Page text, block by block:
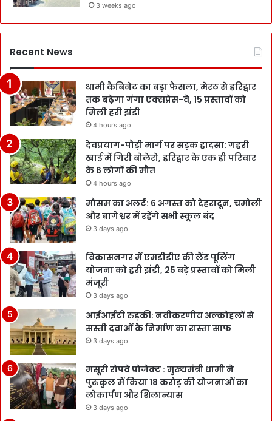
3 weeks ago
Recent News
धामी कैबिनेट का बड़ा फैसला, मेरठ से हरिद्वार
तक बढ़ेगा गंगा एक्सप्रेस-वे, 15 प्रस्तावों को
मिली हरी झंडी
4 hours ago
देवप्रयाग-पौड़ी मार्ग पर सड़क हादसा: गहरी
खाई में गिरी बोलेरो, हरिद्वार के एक ही परिवार
के 6 लोगों की मौत
4 hours ago
मौसम का अलर्ट: 6 अगस्त को देहरादून, चमोली
और बागेश्वर में रहेंगे सभी स्कूल बंद
3 days ago
विकासनगर में एमडीडीए की लैंड पूलिंग
योजना को हरी झंडी, 25 बड़े प्रस्तावों को मिली
मंजूरी
3 days ago
आईआईटी रुड़की: नवीकरणीय अल्कोहलों से
सस्ती दवाओं के निर्माण का रास्ता साफ
3 days ago
मसूरी रोपवे प्रोजेक्ट : मुख्‍यमंत्री धामी ने
पुरुकुल में किया 18 करोड़ की योजनाओं का
लोकार्पण और शिलान्यास
3 days ago